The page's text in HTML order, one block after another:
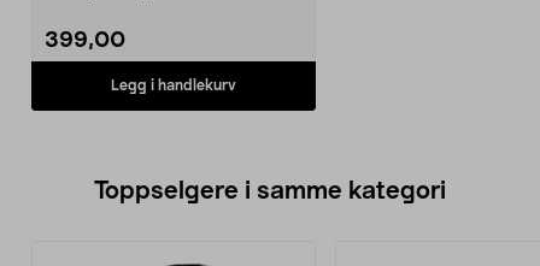
399,00
Legg i handlekurv
Toppselgere i samme kategori